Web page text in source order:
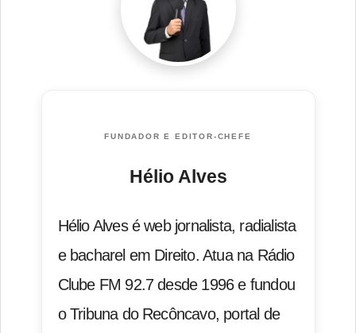
FUNDADOR E EDITOR-CHEFE
Hélio Alves
Hélio Alves é web jornalista, radialista
e bacharel em Direito. Atua na Rádio
Clube FM 92.7 desde 1996 e fundou
o Tribuna do Recôncavo, portal de